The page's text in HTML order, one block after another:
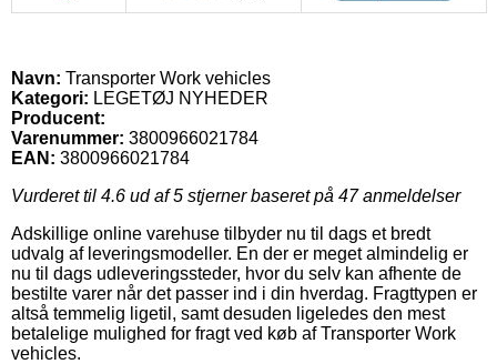
Navn: Transporter Work vehicles
Kategori: LEGETØJ NYHEDER
Producent:
Varenummer: 3800966021784
EAN: 3800966021784
Vurderet til 4.6 ud af 5 stjerner baseret på 47anmeldelser
Adskillige online varehuse tilbyder nu til dags et bredt
udvalg af leveringsmodeller. En der er meget almindelig er
nu til dags udleveringssteder, hvor du selv kan afhente de
bestilte varer når det passer ind i din hverdag. Fragttypen er
altså temmelig ligetil, samt desuden ligeledes den mest
betalelige mulighed for fragt ved køb af Transporter Work
vehicles.